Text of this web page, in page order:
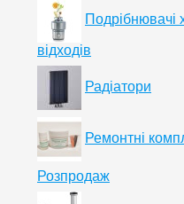
Подрібнювачі
відходів
Радіатори
Ремонтні
Розпродаж